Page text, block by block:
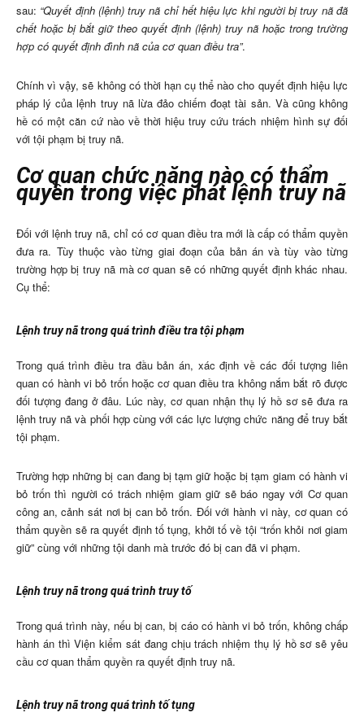
sau: “Quyết định (lệnh) truy nã chỉ hết hiệu lực khi người bị truy nã đã
chết hoặc bị bắt giữ theo quyết định (lệnh) truy nã hoặc trong trường
hợp có quyết định đình nã của cơ quan điều tra”.
Chính vì vậy, sẽ không có thời hạn cụ thể nào cho quyết định hiệu lực
pháp lý của lệnh truy nã lừa đảo chiếm đoạt tài sản. Và cũng không
hề có một căn cứ nào về thời hiệu truy cứu trách nhiệm hình sự đối
với tội phạm bị truy nã.
Cơ quan chức năng nào có thẩm
quyền trong việc phát lệnh truy nã
Đối với lệnh truy nã, chỉ có cơ quan điều tra mới là cấp có thẩm quyền
đưa ra. Tùy thuộc vào từng giai đoạn của bản án và tùy vào từng
trường hợp bị truy nã mà cơ quan sẽ có những quyết định khác nhau.
Cụ thể:
Lệnh truy nã trong quá trình điều tra tội phạm
Trong quá trình điều tra đầu bản án, xác định về các đối tượng liên
quan có hành vi bỏ trốn hoặc cơ quan điều tra không nắm bắt rõ được
đối tượng đang ở đâu. Lúc này, cơ quan nhận thụ lý hồ sơ sẽ đưa ra
lệnh truy nã và phối hợp cùng với các lực lượng chức năng để truy bắt
tội phạm.
Trường hợp những bị can đang bị tạm giữ hoặc bị tạm giam có hành vi
bỏ trốn thì người có trách nhiệm giam giữ sẽ báo ngay với Cơ quan
công an, cảnh sát nơi bị can bỏ trốn. Đối với hành vi này, cơ quan có
thẩm quyền sẽ ra quyết định tố tụng, khởi tố về tội “trốn khỏi nơi giam
giữ” cùng với những tội danh mà trước đó bị can đã vi phạm.
Lệnh truy nã trong quá trình truy tố
Trong quá trình này, nếu bị can, bị cáo có hành vi bỏ trốn, không chấp
hành án thì Viện kiểm sát đang chịu trách nhiệm thụ lý hồ sơ sẽ yêu
cầu cơ quan thẩm quyền ra quyết định truy nã.
Lệnh truy nã trong quá trình tố tụng